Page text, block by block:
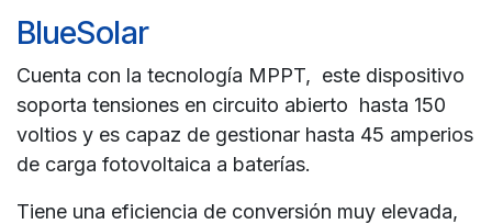
BlueSolar
Cuenta con la tecnología MPPT, este dispositivo
soporta tensiones en circuito abierto hasta 150
voltios y es capaz de gestionar hasta 45 amperios
de carga fotovoltaica a baterías.
Tiene una eficiencia de conversión muy elevada,